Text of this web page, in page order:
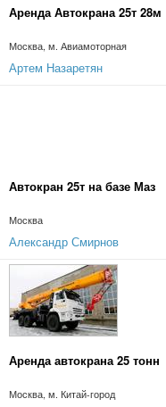
Аренда Автокрана 25т 28м
Москва, м. Авиамоторная
Артем Назаретян
Автокран 25т на базе Маз
Москва
Александр Смирнов
Аренда автокрана 25 тонн
Москва, м. Китай-город